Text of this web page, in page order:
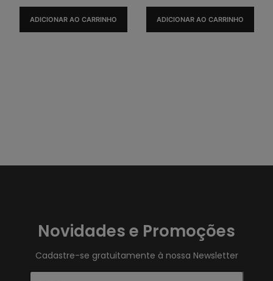
ADICIONAR AO CARRINHO ADICIONAR AO CARRINHO
Novidades e Promoções
Cadastre-se gratuitamente à nossa Newsletter